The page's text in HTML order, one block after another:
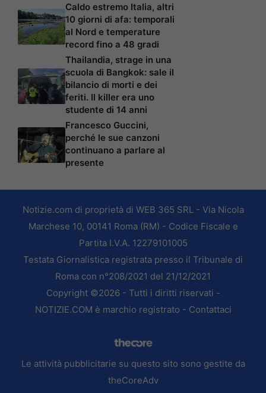
Caldo estremo Italia, altri
10 giorni di afa: temporali
al Nord e temperature
record fino a 48 gradi
Thailandia, strage in una
scuola di Bangkok: sale il
bilancio di morti e dei
feriti. Il killer era uno
studente di 14 anni
Francesco Guccini,
perché le sue canzoni
continuano a parlare al
presente
Notizie.com di proprietà di WEB 365 SRL - Via Nicola
Marchese 10, 00141 Roma (RM) - Codice Fiscale e
Partita I.V.A. 12279101005
Testata Giornalistica registrata presso il Tribunale di
Roma con n°208/2021 del 21/12/2021
Copyright ©2026 - Tutti i diritti riservati -
NOTIZIE.COM è marchio registrato - Contattaci
Le attività pubblicitarie su questo sito sono gestite da
theCoreAdv